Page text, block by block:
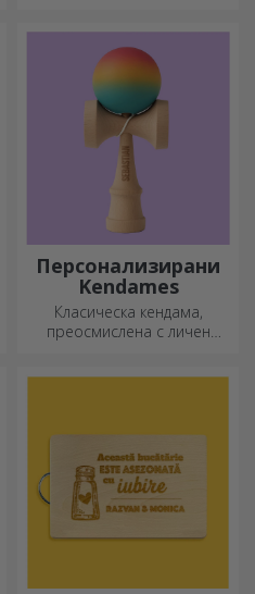
идеална за изключителен
подарък!
Персонализирани
Kendames
Класическа кендама,
преосмислена с личен